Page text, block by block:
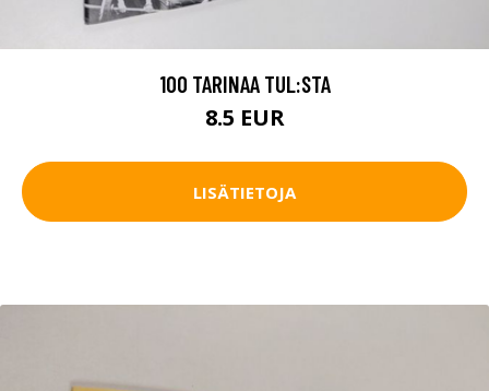
100 TARINAA TUL:STA
8.5 EUR
LISÄTIETOJA